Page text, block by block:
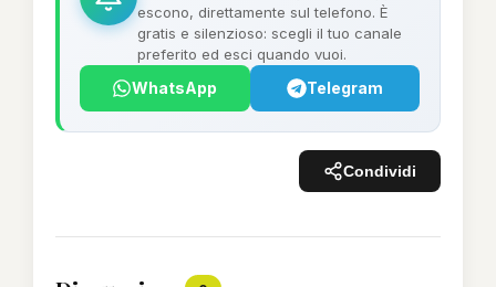
escono, direttamente sul telefono. È
gratis e silenzioso: scegli il tuo canale
preferito ed esci quando vuoi.
WhatsApp Telegram
Condividi